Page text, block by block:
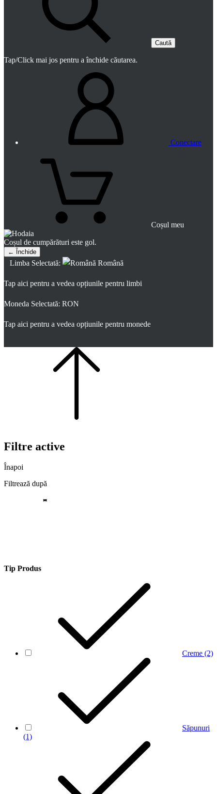
Caută
Tap/Click mai jos pentru a închide căutarea.
Conectare
Coșul meu
Coșul de cumpărături este gol.
← Închide
Limba Selectată: Română
Tap aici pentru a vedea opțiunile pentru limbi
Moneda Selectată: RON
Tap aici pentru a vedea opțiunile pentru monede
Filtre active
Înapoi
Filtrează după
Tip Produs
Creme (2)
Săpunuri
(1)